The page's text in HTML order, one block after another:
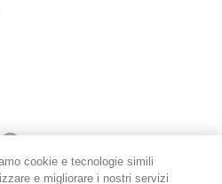
migros?
user/
cookie e tecnologie simili
e migliorare i nostri servizi